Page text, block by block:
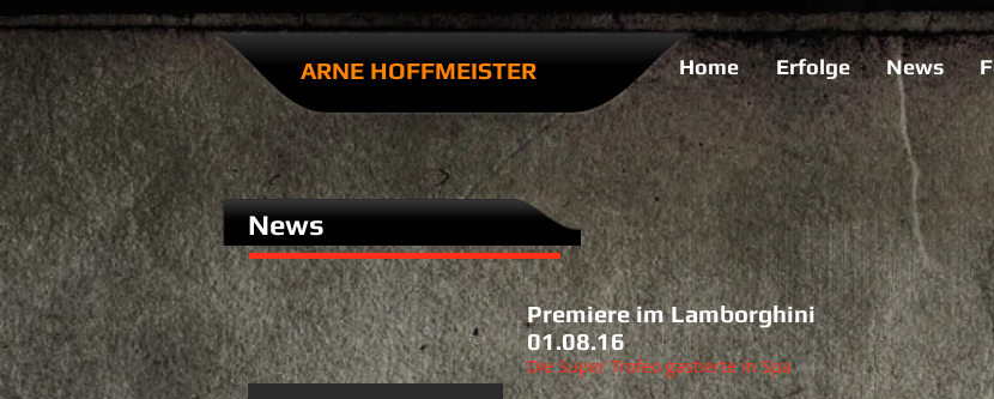
ARNE HOFFMEISTER​ Home Erfolge News
Premiere im
01.08.16
Die Super Trofeo gastierte in Spa
News